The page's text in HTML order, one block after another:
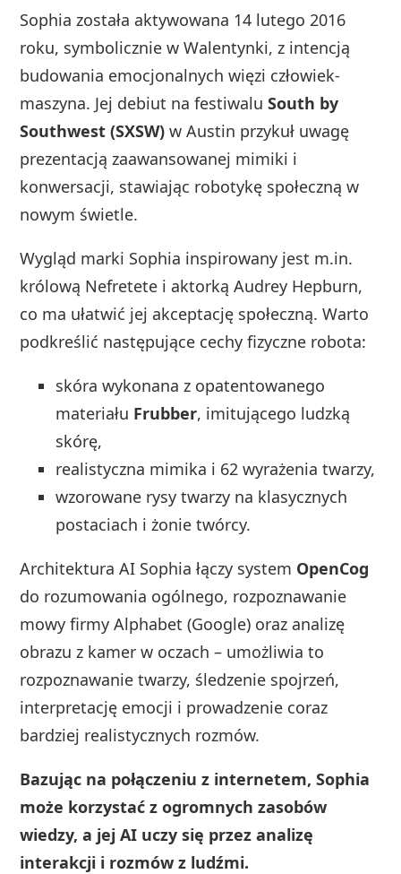
Sophia została aktywowana 14 lutego 2016
roku, symbolicznie w Walentynki, z intencją
budowania emocjonalnych więzi człowiek-
maszyna. Jej debiut na festiwaluSouth by
Southwest (SXSW) w Austin przykuł uwagę
prezentacją zaawansowanej mimiki i
konwersacji, stawiając robotykę społeczną w
nowym świetle.
Wygląd marki Sophia inspirowany jest m.in.
królową Nefretete i aktorką Audrey Hepburn,
co ma ułatwić jej akceptację społeczną. Warto
podkreślić następujące cechy fizyczne robota:
skóra wykonana z opatentowanego
materiału Frubber, imitującego ludzką
skórę,
realistyczna mimika i 62 wyrażenia twarzy,
wzorowane rysy twarzy na klasycznych
postaciach i żonie twórcy.
Architektura AI Sophia łączy system OpenCog
do rozumowania ogólnego, rozpoznawanie
mowy firmy Alphabet (Google) oraz analizę
obrazu z kamer w oczach – umożliwia to
rozpoznawanie twarzy, śledzenie spojrzeń,
interpretację emocji i prowadzenie coraz
bardziej realistycznych rozmów.
Bazując na połączeniu z internetem, Sophia
może korzystać z ogromnych zasobów
wiedzy, a jej AI uczy się przez analizę
interakcji i rozmów z ludźmi.